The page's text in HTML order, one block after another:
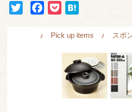
c
t
n
a
♪ Pick up items ♪ スポン